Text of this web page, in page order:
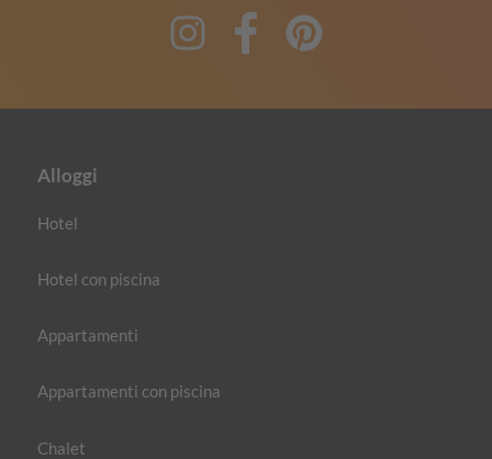
InstagramFacebook
Alloggi
Hotel
Hotel con piscina
Appartamenti
Appartamenti con piscina
Chalet